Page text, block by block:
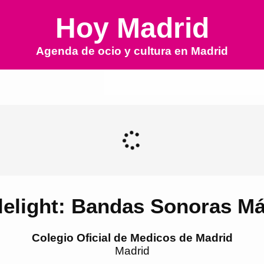
Hoy Madrid
Agenda de ocio y cultura en Madrid
Bandas Sonoras
Colegio Oficial de Medicos de Madrid
Madrid